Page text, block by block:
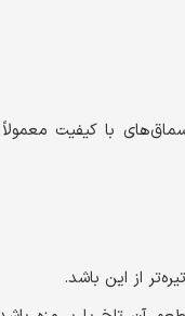
با کیفیت
از این باشد.